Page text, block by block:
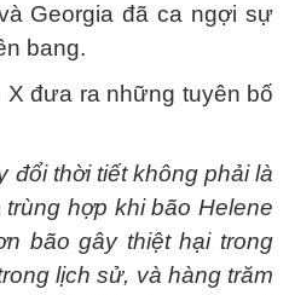
Georgia đã ca ngợi sự
bang.
X đưa ra những tuyên bố
đổi thời tiết không phải là
hợp khi bão Helene
bão gây thiệt hại trong
lịch sử, và hàng trăm